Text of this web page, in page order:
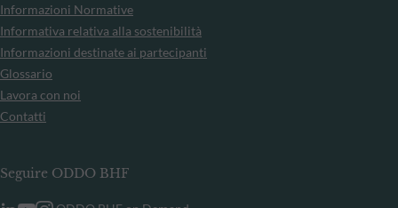
Informazioni Normative
Informativa relativa alla sostenibilità
Informazioni destinate ai partecipanti
Glossario
Lavora con noi
Contatti
Seguire ODDO BHF